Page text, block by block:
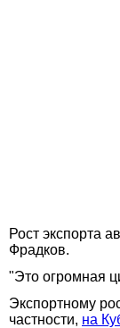
Рост экспорта
Фрадков.
"Это огромная
Экспортному
частности, на